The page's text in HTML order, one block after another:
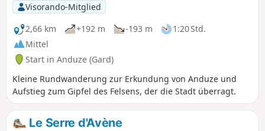
Visorando-Mitglied
2,66 km
+192 m -193 m
1:20 Std.
Mittel
Start in Anduze (Gard)
Kleine Rundwanderung zur Erkundung von Anduze und
Aufstieg zum Gipfel des Felsens, der die Stadt überragt.
Le Serre d'Avène